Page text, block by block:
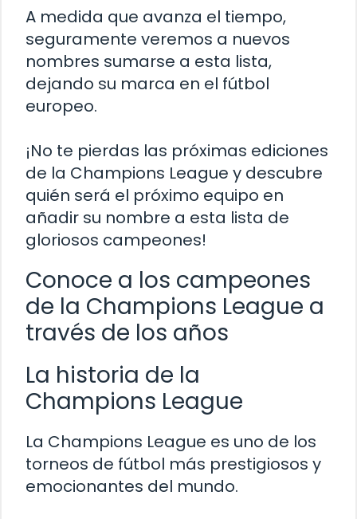
A medida que avanza el tiempo,
seguramente veremos a nuevos
nombres sumarse a esta lista,
dejando su marca en el fútbol
europeo.
¡No te pierdas las próximas ediciones
de la Champions League y descubre
quién será el próximo equipo en
añadir su nombre a esta lista de
gloriosos campeones!
Conoce a los campeones
de la Champions League a
través de los años
La historia de la
Champions League
La Champions League es uno de los
torneos de fútbol más prestigiosos y
emocionantes del mundo.